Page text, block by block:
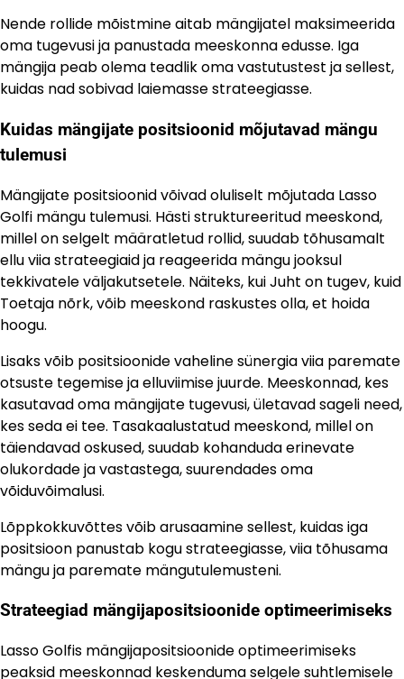
Nende rollide mõistmine aitab mängijatel maksimeerida
oma tugevusi ja panustada meeskonna edusse. Iga
mängija peab olema teadlik oma vastutustest ja sellest,
kuidas nad sobivad laiemasse strateegiasse.
Kuidas mängijate positsioonid mõjutavad mängu
tulemusi
Mängijate positsioonid võivad oluliselt mõjutada Lasso
Golfi mängu tulemusi. Hästi struktureeritud meeskond,
millel on selgelt määratletud rollid, suudab tõhusamalt
ellu viia strateegiaid ja reageerida mängu jooksul
tekkivatele väljakutsetele. Näiteks, kui Juht on tugev, kuid
Toetaja nõrk, võib meeskond raskustes olla, et hoida
hoogu.
Lisaks võib positsioonide vaheline sünergia viia paremate
otsuste tegemise ja elluviimise juurde. Meeskonnad, kes
kasutavad oma mängijate tugevusi, ületavad sageli need,
kes seda ei tee. Tasakaalustatud meeskond, millel on
täiendavad oskused, suudab kohanduda erinevate
olukordade ja vastastega, suurendades oma
võiduvõimalusi.
Lõppkokkuvõttes võib arusaamine sellest, kuidas iga
positsioon panustab kogu strateegiasse, viia tõhusama
mängu ja paremate mängutulemusteni.
Strateegiad mängijapositsioonide optimeerimiseks
Lasso Golfis mängijapositsioonide optimeerimiseks
peaksid meeskonnad keskenduma selgele suhtlemisele